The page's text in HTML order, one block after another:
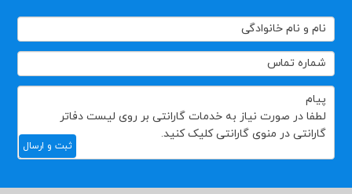
تماس
با
ثبت و ارسال